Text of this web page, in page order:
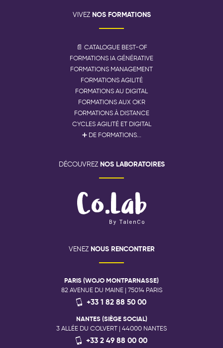
VIVEZ NOS FORMATIONS
📄 CATALOGUE BEST-OF
FORMATIONS IA GÉNÉRATIVE
FORMATIONS MANAGEMENT
FORMATIONS AGILITÉ
FORMATIONS AU DIGITAL
FORMATIONS AUX OKR
FORMATIONS À DISTANCE
CYCLES AGILITÉ ET DIGITAL
➕ DE FORMATIONS...
DÉCOUVREZ NOS LABORATOIRES
VENEZ NOUS RENCONTRER
PARIS (WOJO MONTPARNASSE)
82 AVENUE DU MAINE | 75014 PARIS
+33 1 82 88 50 00
NANTES (SIÈGE SOCIAL)
3 ALLÉE DU COLVERT | 44000 NANTES
+33 2 49 88 00 00